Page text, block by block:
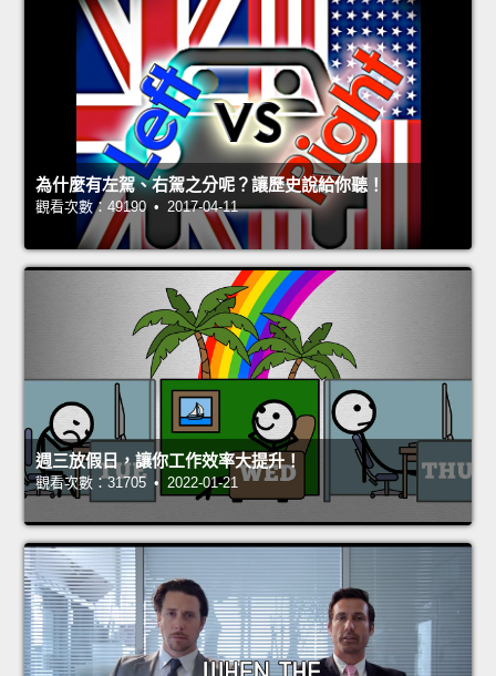
為什麼有左駕、右駕之分呢？讓歷史說給你聽！
觀看次數：49190 • 2017-04-11
週三放假日，讓你工作效率大提升！
觀看次數：31705 • 2022-01-21